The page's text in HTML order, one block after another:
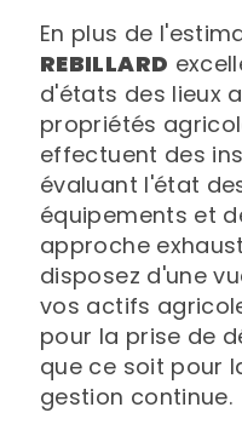
En plus de
REBILLARD
d'états des lieux
propriétés
effectuent des
évaluant l'état
équipements et
approche
disposez d'une
vos actifs
pour la prise de
que ce soit pour
gestion continue.